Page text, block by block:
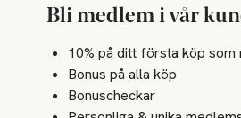
Bli medlem i vår
10% på ditt första köp som
Bonus på alla köp
Bonuscheckar